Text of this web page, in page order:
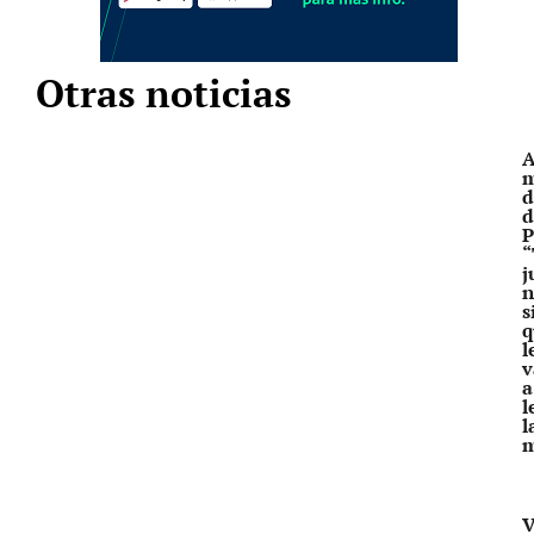
Otras noticias
a